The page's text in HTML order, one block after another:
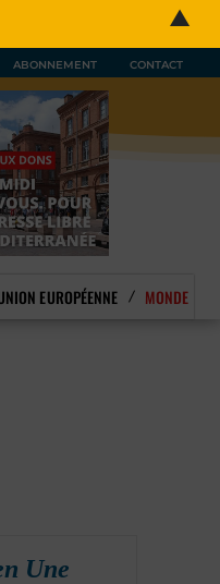
ABONNEMENT CONTACT
EUROPÉENNE MONDE
Une
▲